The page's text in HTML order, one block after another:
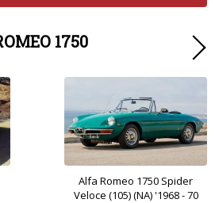
1750
Alfa Romeo 1750 Spider
Veloce (105) (NA) '1968 - 70